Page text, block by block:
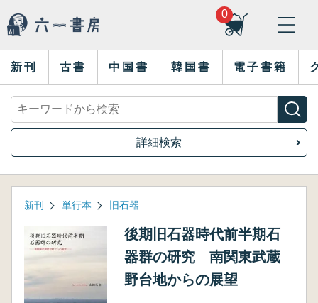
0
新刊 古書 中国書 韓国書 電子書籍
詳細検索
新刊 単行本 旧石器
後期旧石器時代前半期石
器群の研究 南関東武蔵
野台地からの展望